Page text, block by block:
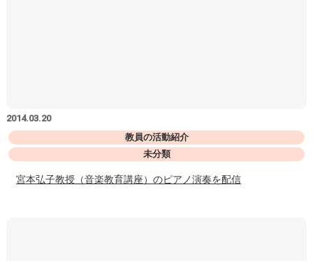
2014.03.20
教員の活動紹介
未分類
宮本弘子教授（音楽教育講座）のピアノ演奏を配信